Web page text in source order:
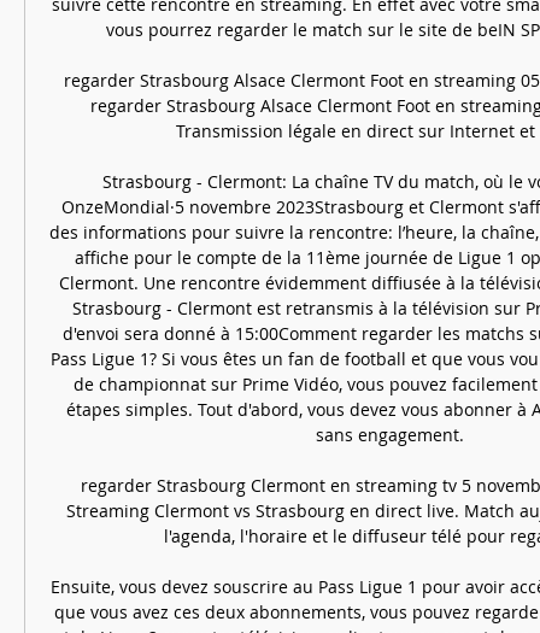
vous pourrez regarder le match sur le site de beIN
regarder Strasbourg Alsace Clermont Foot en streaming
regarder Strasbourg Alsace Clermont Foot en
Transmission légale en direct sur Internet et
Strasbourg - Clermont: La chaîne TV du match, où le
OnzeMondial·5 novembre 2023Strasbourg et Clermont
des informations pour suivre la rencontre: l’heure, la
affiche pour le compte de la 11ème journée de Ligue 1
Clermont. Une rencontre évidemment diffiusée à la
Strasbourg - Clermont est retransmis à la télévision sur
d'envoi sera donné à 15:00Comment regarder les matchs
Pass Ligue 1? Si vous êtes un fan de football et que vous
de championnat sur Prime Vidéo, vous pouvez
étapes simples. Tout d'abord, vous devez vous abonner à
sans engagement.
regarder Strasbourg Clermont en streaming tv 5
Streaming Clermont vs Strasbourg en direct live. Match
l'agenda, l'horaire et le diffuseur télé pour
Ensuite, vous devez souscrire au Pass Ligue 1 pour avoir
que vous avez ces deux abonnements, vous pouvez